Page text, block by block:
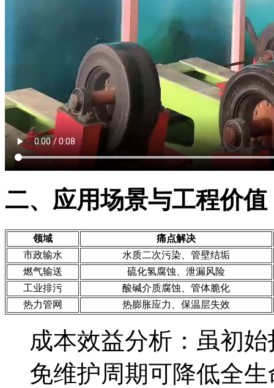
二、应用场景与工程价值
领域
痛点解决
市政输水
水质二次污染、管壁结垢
燃气输送
硫化氢腐蚀、泄漏风险
工业排污
酸碱介质腐蚀、管体脆化
热力管网
热膨胀应力、保温层失效
成本效益分析：虽初
免维护周期可降低全